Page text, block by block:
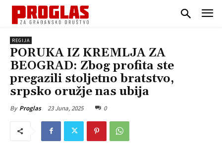
REGIJA
PORUKA IZ KREMLJA ZA
BEOGRAD: Zbog profita ste
pregazili stoljetno bratstvo,
srpsko oružje nas ubija
By Proglas 23 Juna, 2025 0